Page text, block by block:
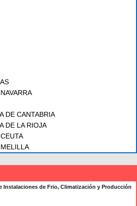
DE CANTABRIA
DE LA RIOJA
Instalaciones de Frio, Climatización y Producción